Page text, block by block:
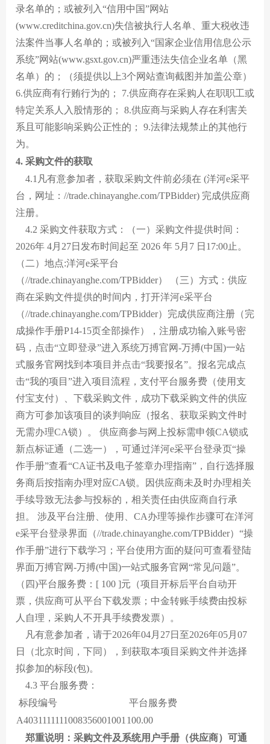
录名单的；或被列入“信用中国”网站
(www.creditchina.gov.cn)失信被执行人名单、重大税收违
法案件当事人名单的；或被列入“国家企业信用信息公示
系统”网站(www.gsxt.gov.cn)严重违法失信企业名单（黑
名单）的；（须提供以上3个网站查询截图并加盖公章）
6.供应商有行贿行为的； 7.供应商存在采购人在职职工或
特定关系人入股情形的； 8.供应商与采购人存在利害关
系且可能影响采购公正性的； 9.法律法规禁止的其他行
为。
4. 采购文件的获取
4.1凡有意参加者，获取采购文件前必须在 (洋河e采平
台，网址：//trade.chinayanghe.com/TPBidder) 完成供应商
注册。
4.2 采购文件获取方式：（一）采购文件提供时间：
2026年 4月27日发布时间起至 2026 年 5月7 日17:00止。
（二）地点:洋河e采平台
（//trade.chinayanghe.com/TPBidder） （三）方式：供应
商在采购文件提供的时间内，打开洋河e采平台
（//trade.chinayanghe.com/TPBidder）完成供应商注册（完
成操作手册P14-15页全部操作），注册成功输入账号密
码，点击“立即登录”进入系统万搏官网-万搏(中国)一站
式服务官网找到本项目并点击“我要报名”。报名完成点
击“我的项目”进入项目流程，支付平台服务费（使用支
付宝支付）、下载采购文件，成功下载采购文件的供应
商方可参加该项目的谈判响应（报名、获取采购文件时
无需办理CA锁）。 供应商参与网上投标需申领CA锁或
新点标证通（二选一），可通过洋河e采平台登录页“操
作手册”查看“CA证书及电子签章办理指南”，自行选择服
务商后按指南办理对应CA锁。因供应商未及时办理相关
手续导致无法参与投标的，相关责任由供应商自行承
担。 涉及平台注册、使用、CA办理等操作步骤可在洋河
e采平台登录界面（//trade.chinayanghe.com/TPBidder）“操
作手册”进行下载学习；平台使用方面的疑问可查看登陆
界面万搏官网-万搏(中国)一站式服务官网“常见问题”。
（四)平台服务费：[ 100 ]元（项目开标后平台自动开
票，供应商可从平台下载发票；中金转账手续费由投标
人自理，采购人不开具手续费发票）。
凡有意参加者，请于2026年04月27日至2026年05月07
日（北京时间，下同），到获取本项目采购文件并选择
拟参加的标段(包)。
4.3 平台服务费：
标段编号
平台服务费
A4031111111008356001001 100.00
郑重说明：采购文件及系统用户手册（供应商）可通